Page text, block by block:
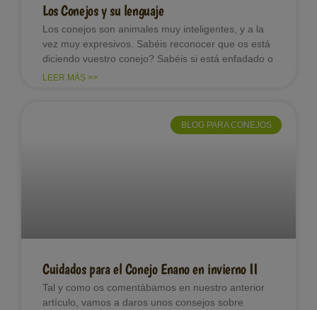
Los Conejos y su lenguaje
Los conejos son animales muy inteligentes, y a la
vez muy expresivos. Sabéis reconocer que os está
diciendo vuestro conejo? Sabéis si está enfadado o
LEER MÁS >>
BLOG PARA CONEJOS
Cuidados para el Conejo Enano en invierno II
Tal y como os comentábamos en nuestro anterior
artículo, vamos a daros unos consejos sobre